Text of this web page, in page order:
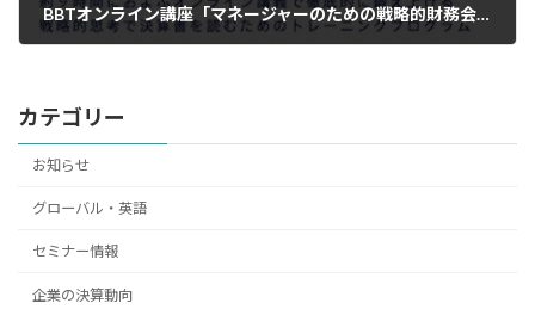
BBTオンライン講座「マネージャーのための戦略的財務会計」を開講
カテゴリー
お知らせ
グローバル・英語
セミナー情報
企業の決算動向